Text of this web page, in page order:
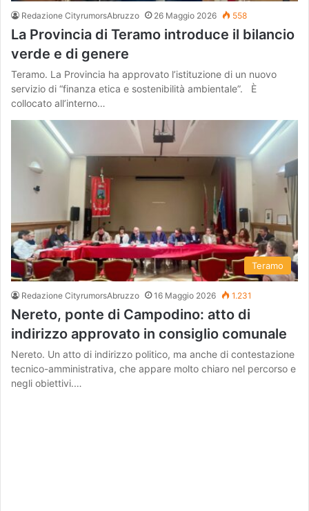
Redazione CityrumorsAbruzzo 26 Maggio 2026 558
La Provincia di Teramo introduce il bilancio
verde e di genere
Teramo. La Provincia ha approvato l’istituzione di un nuovo
servizio di “finanza etica e sostenibilità ambientale”. È
collocato all’interno…
Teramo
Redazione CityrumorsAbruzzo 16 Maggio 2026 1.231
Nereto, ponte di Campodino: atto di
indirizzo approvato in consiglio comunale
Nereto. Un atto di indirizzo politico, ma anche di contestazione
tecnico-amministrativa, che appare molto chiaro nel percorso e
negli obiettivi.…